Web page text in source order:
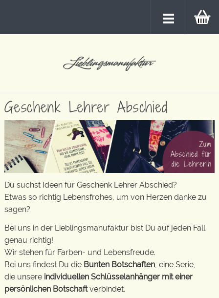
Geschenk Lehrer Abschied
Du suchst Ideen für Geschenk Lehrer Abschied?
Etwas so richtig Lebensfrohes, um von Herzen danke zu
sagen?
Bei uns in der Lieblingsmanufaktur bist Du auf jeden Fall
genau richtig!
Wir stehen für Farben- und Lebensfreude.
Bei uns findest Du die Bunten Botschaften , eine Serie,
die unsere individuellen Schlüsselanhänger mit einer
persönlichen Botschaftverbindet.